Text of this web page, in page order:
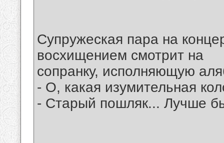
Супружеская пара на
восхищением смотрит на
сопранку, исполняющую
- О, какая изумительная
- Старый пошляк... Лучше